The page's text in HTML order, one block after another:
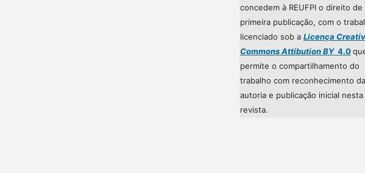
concedem à REUFPI o direito de
primeira publicação, com o
licenciado sob a Licença
Commons Attibution BY4.0
permite o compartilhamento do
trabalho com reconhecimento da
autoria e publicação inicial nesta
revista.